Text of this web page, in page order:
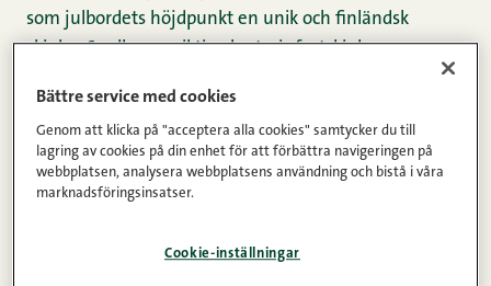
som julbordets höjdpunkt en unik och finländsk
skinka:Snellmans riktiga lantgrisfestskinka.
de viktigaste punkterna här:
Snellman har en egen Riktig lantgris, som matas
Tack vare tillverkningssättet torkar inte
Bättre service med cookies
Genom att klicka på "acceptera alla cookies" samtycker du till
lagring av cookies på din enhet för att förbättra navigeringen på
webbplatsen, analysera webbplatsens användning och bistå i våra
marknadsföringsinsatser.
Cookie-inställningar